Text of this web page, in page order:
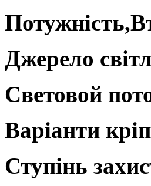
Джерело
Световой
Варіанти
Ступінь